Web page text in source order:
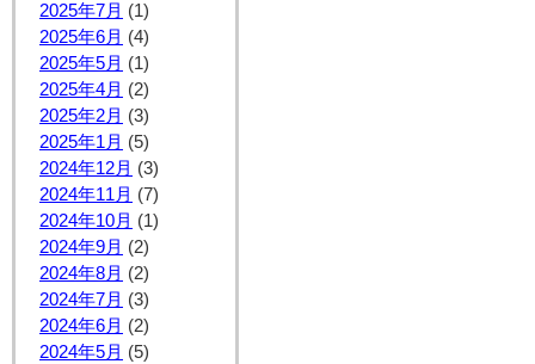
2025年7月 (1)
2025年6月 (4)
2025年5月 (1)
2025年4月 (2)
2025年2月 (3)
2025年1月 (5)
2024年12月 (3)
2024年11月 (7)
2024年10月 (1)
2024年9月 (2)
2024年8月 (2)
2024年7月 (3)
2024年6月 (2)
2024年5月 (5)